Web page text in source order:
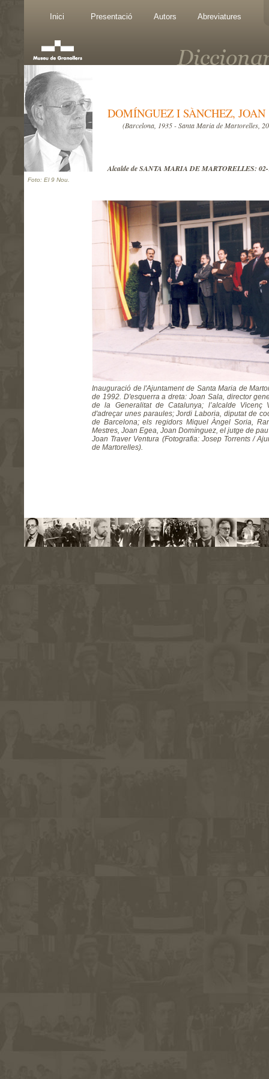
Inici Presentació Autors Abreviatures
DOMÍNGUEZ I SÀNCHEZ, JOAN
(Barcelona, 1935 - Santa Maria de Martorelles,
Alcalde de SANTA MARIA DE MARTORELLES: 02-
Foto: El 9 Nou.
Inauguració de l'Ajuntament de Santa Maria de
de 1992. D'esquerra a dreta: Joan Sala, director
de la Generalitat de Catalunya; l’alcalde Vicenç
d'adreçar unes paraules; Jordi Laboria, diputat de
de Barcelona; els regidors Miquel Àngel Soria,
Mestres, Joan Egea, Joan Domínguez, el jutge de
Joan Traver Ventura (Fotografia: Josep Torrents /
de Martorelles).